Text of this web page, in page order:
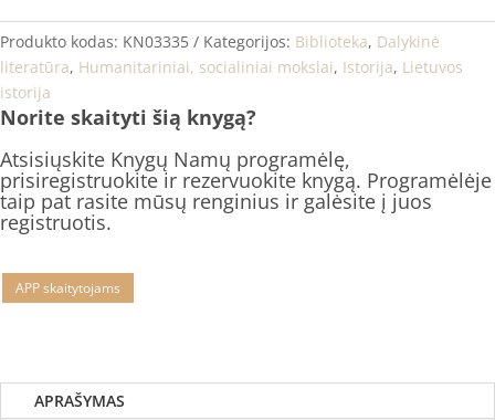
Produkto kodas: KN03335 Kategorijos: Biblioteka, Dalykinė
literatūra, Humanitariniai, socialiniai mokslai, Istorija, Lietuvos
istorija
Norite skaityti šią knygą?
Atsisiųskite Knygų Namų programėlę,
prisiregistruokite ir rezervuokite knygą. Programėlėje
taip pat rasite mūsų renginius ir galėsite į juos
registruotis.
APP skaitytojams
APRAŠYMAS